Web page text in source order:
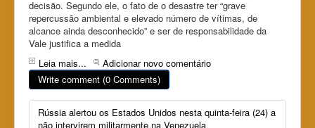
decisão. Segundo ele, o fato de o desastre ter “grave
repercussão ambiental e elevado número de vítimas, de
alcance ainda desconhecido” e ser de responsabilidade da
Vale justifica a medida
Leia mais...
Adicionar novo comentário
Write comment (0 Comments)
Rússia alertou os Estados Unidos nesta quinta-feira (24) a
não intervirem militarmente na Venezuela